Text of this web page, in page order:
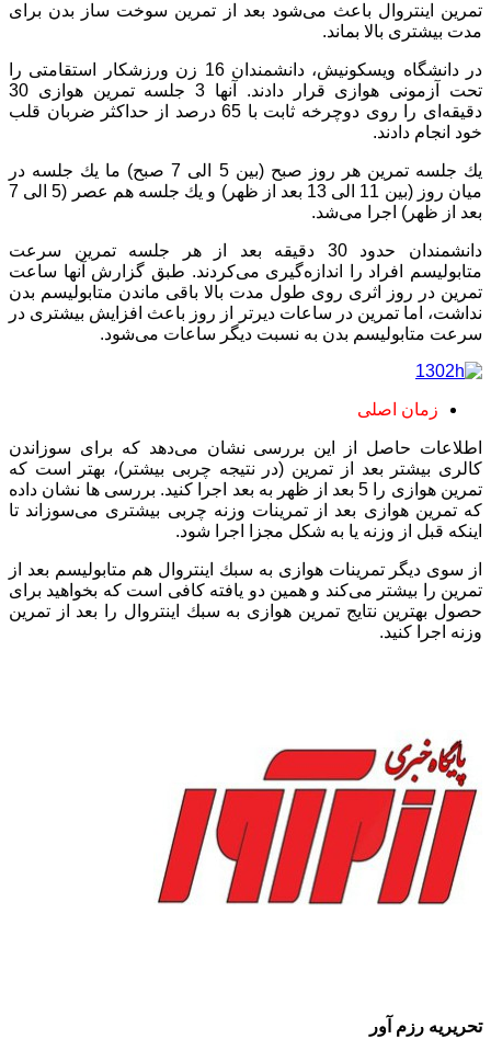
تمرین اینتروال باعث می‌شود بعد از تمرین سوخت ساز بدن برای
مدت بیشتری بالا بماند.
در دانشگاه ویسكونیش، دانشمندان 16 زن ورزشكار استقامتی را
تحت آزمونی هوازی قرار دادند. آنها 3 جلسه تمرین هوازی 30
دقیقه‌ای را روی دوچرخه ثابت با 65 درصد از حداكثر ضربان قلب
خود انجام دادند.
یك جلسه تمرین هر روز صبح (بین 5 الی 7 صبح) ما یك جلسه در
میان روز (بین 11 الی 13 بعد از ظهر) و یك جلسه هم عصر (5 الی 7
بعد از ظهر) اجرا می‌شد. ‌‌
دانشمندان حدود 30 دقیقه بعد از هر جلسه تمرین سرعت
متابولیسم افراد را اندازه‌گیری می‌كردند. طبق گزارش آنها ساعت
تمرین در روز اثری روی طول مدت بالا باقی ماندن متابولیسم بدن
نداشت، اما تمرین در ساعات دیرتر از روز باعث افزایش بیشتری در
سرعت متابولیسم بدن به نسبت دیگر ساعات می‌شود.
زمان اصلی
اطلاعات حاصل از این بررسی نشان می‌دهد كه برای سوزاندن
كالری بیشتر بعد از تمرین (در نتیجه چربی بیشتر)، بهتر است كه
تمرین هوازی را 5 بعد از ظهر به بعد اجرا كنید. ‌‌بررسی ها نشان داده
كه تمرین هوازی بعد از تمرینات وزنه چربی بیشتری می‌سوزاند تا
اینكه قبل از وزنه یا به شكل مجزا اجرا شود. ‌‌
از سوی دیگر تمرینات هوازی به سبك اینتروال هم متابولیسم بعد از
تمرین را بیشتر می‌كند و همین دو یافته كافی است كه بخواهید برای
حصول بهترین نتایج تمرین هوازی به سبك اینتروال را بعد از تمرین
وزنه اجرا كنید.
تحریریه رزم آور